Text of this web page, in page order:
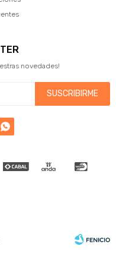
novedades!
SUSCRIBIRME
